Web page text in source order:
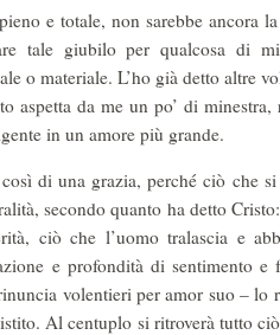
e totale, non sarebbe ancora
tale giubilo per qualcosa di
o materiale. L’ho già detto altre
aspetta da me un po’ di
in un amore più grande.
di una grazia, perché ciò che
secondo quanto ha detto
ciò che l’uomo tralascia e
e profondità di sentimento
volentieri per amor suo – lo
Al centuplo si ritroverà tutto